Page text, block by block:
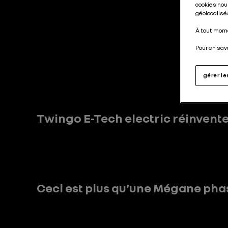
Twingo E-Tech electric
Ceci est plus qu’une Mégane
cookies
À tout
Pour en
gérer